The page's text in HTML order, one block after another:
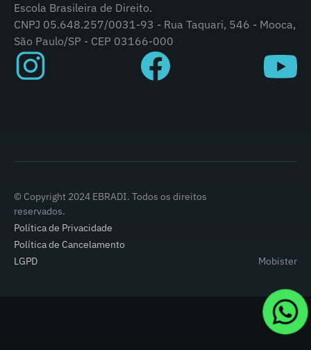
Escola Brasileira de Direito.
CNPJ 05.648.257/0031-93 - Rua Taquari, 546 - Mooca,
São Paulo/SP - CEP 03166-000
© Copyright 2024 EBRADI. Todos os direitos
reservados.
Política de Privacidade
Política de Cancelamento
LGPD
Mobister